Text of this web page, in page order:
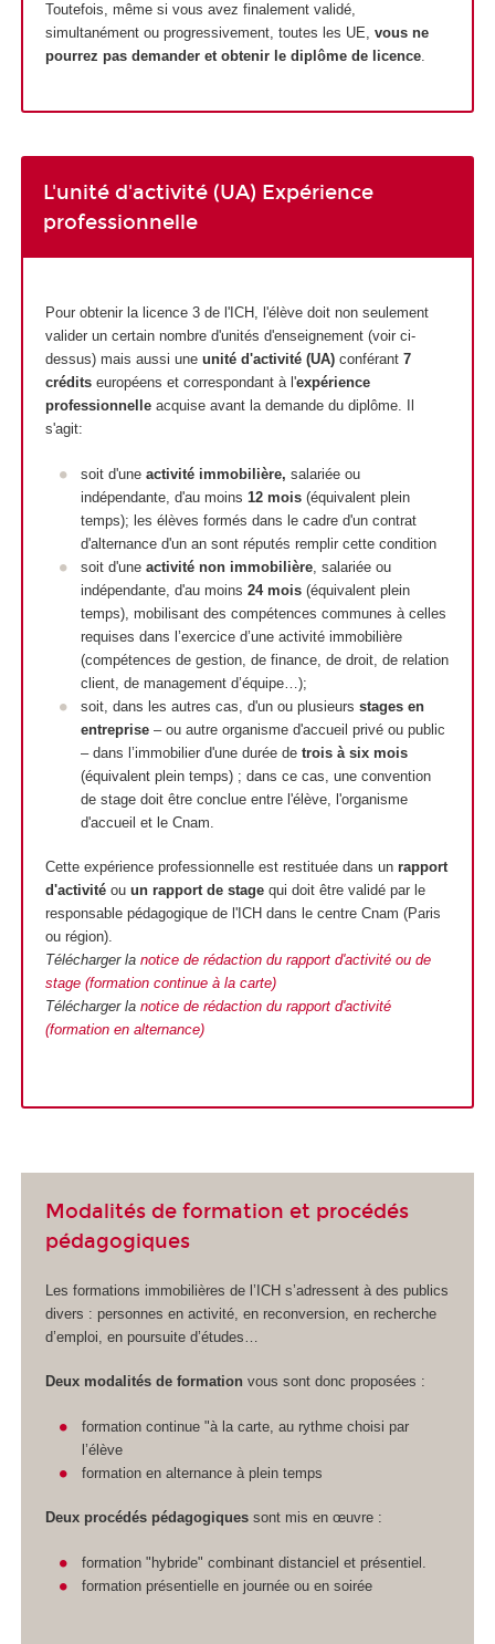
Toutefois, même si vous avez finalement validé,
simultanément ou progressivement, toutes les UE, vous ne
pourrez pas demander et obtenir le diplôme de licence.
L'unité d'activité (UA) Expérience
professionnelle
Pour obtenir la licence 3 de l'ICH, l'élève doit non seulement
valider un certain nombre d'unités d'enseignement (voir ci-
dessus) mais aussi une unité d'activité (UA) conférant 7
crédits européens et correspondant à l'expérience
professionnelle acquise avant la demande du diplôme. Il
s'agit:
soit d'une activité immobilière, salariée ou
indépendante, d'au moins 12 mois (équivalent plein
temps); les élèves formés dans le cadre d'un contrat
d'alternance d'un an sont réputés remplir cette condition
soit d'une activité non immobilière , salariée ou
indépendante, d'au moins 24 mois (équivalent plein
temps), mobilisant des compétences communes à celles
requises dans l’exercice d’une activité immobilière
(compétences de gestion, de finance, de droit, de relation
client, de management d’équipe…);
soit, dans les autres cas, d'un ou plusieurs stages en
entreprise – ou autre organisme d'accueil privé ou public
– dans l’immobilier d'une durée de trois à six mois
(équivalent plein temps) ; dans ce cas, une convention
de stage doit être conclue entre l'élève, l'organisme
d'accueil et le Cnam.
Cette expérience professionnelle est restituée dans un rapport
d'activitéouun rapport de stage qui doit être validé par le
responsable pédagogique de l'ICH dans le centre Cnam (Paris
ou région).
Télécharger la notice de rédaction du rapport d'activité ou de
stage (formation continue à la carte)
Télécharger la notice de rédaction du rapport d'activité
(formation en alternance)
Modalités de formation et procédés
pédagogiques
Les formations immobilières de l’ICH s’adressent à des publics
divers : personnes en activité, en reconversion, en recherche
d’emploi, en poursuite d’études…
Deux modalités de formation vous sont donc proposées :
formation continue "à la carte, au rythme choisi par
l’élève
formation en alternance à plein temps
Deux procédés pédagogiques sont mis en œuvre :
formation "hybride" combinant distanciel et présentiel.
formation présentielle en journée ou en soirée